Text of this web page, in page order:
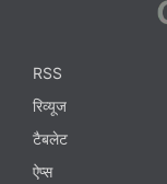
RSS
रिव्यूज
टैबलेट
ऐप्स